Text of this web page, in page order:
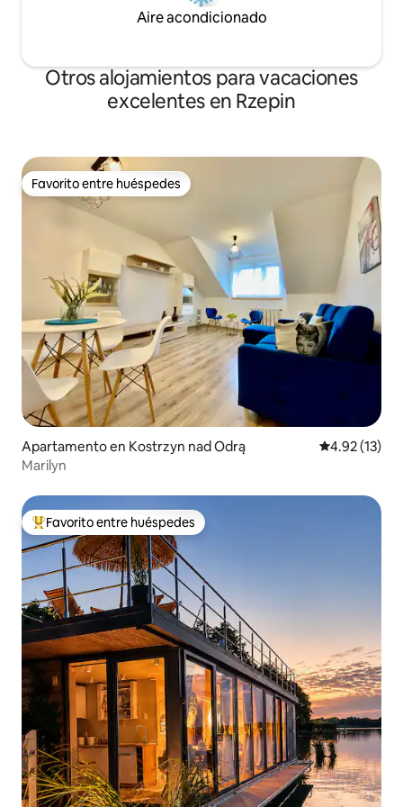
Aire acondicionado
Otros alojamientos para vacaciones
excelentes en Rzepin
Favorito entre huéspedes
Favorito entre huéspedes
Apartamento en Kostrzyn nad Odrą Calificación
4.92 (13)
Marilyn
Favorito entre huéspedes preferido
Favorito entre huéspedes